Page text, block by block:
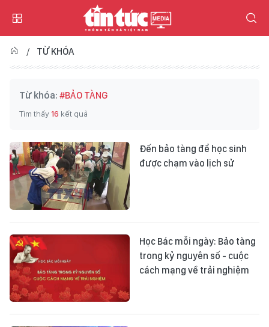
TỪ KHÓA
Từ khóa: #BẢO TÀNG
Tìm thấy16 kết quả
Đến bảo tàng để học sinh
được chạm vào lịch sử
Học Bác mỗi ngày: Bảo tàng
trong kỷ nguyên số - cuộc
cách mạng về trải nghiệm